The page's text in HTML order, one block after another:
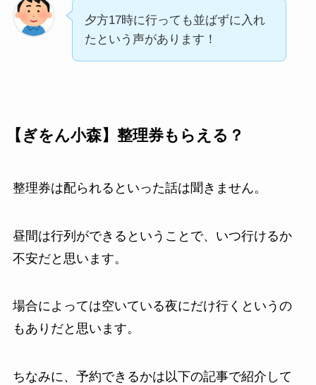
夕方17時に行っても並ばずに入れ
たという声があります！
【ぎをん小森】整理券もらえる？
整理券は配られるといった話は聞きません。
昼間は行列ができるということで、いつ行けるか
不安だと思います。
場合によっては空いている夜にだけ行くというの
もありだと思います。
ちなみに、予約できるかは以下の記事で紹介して